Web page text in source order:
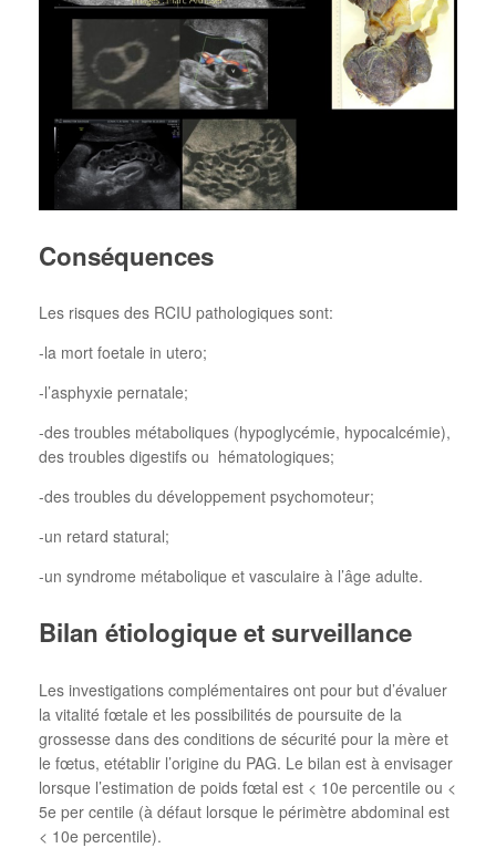
Conséquences
Les risques des RCIU pathologiques sont:
-la mort foetale in utero;
-l’asphyxie pernatale;
-des troubles métaboliques (hypoglycémie, hypocalcémie),
des troubles digestifs ou hématologiques;
-des troubles du développement psychomoteur;
-un retard statural;
-un syndrome métabolique et vasculaire à l’âge adulte.
Bilan étiologique et surveillance
Les investigations complémentaires ont pour but d’évaluer
la vitalité fœtale et les possibilités de poursuite de la
grossesse dans des conditions de sécurité pour la mère et
le fœtus, etétablir l’origine du PAG. Le bilan est à envisager
lorsque l’estimation de poids fœtal est < 10e percentile ou <
5e per centile (à défaut lorsque le périmètre abdominal est
< 10e percentile).